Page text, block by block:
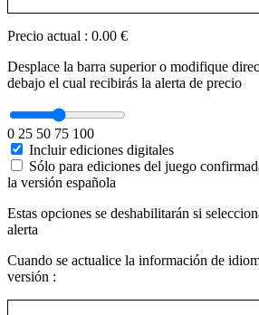
Precio actual : 0.00 €
Desplace la barra superior o modifique
debajo el cual recibirás la alerta de precio
0 25 50 75 100
Incluir ediciones digitales
Sólo para ediciones del juego
la versión española
Estas opciones se deshabilitarán si
alerta
Cuando se actualice la información de
versión :